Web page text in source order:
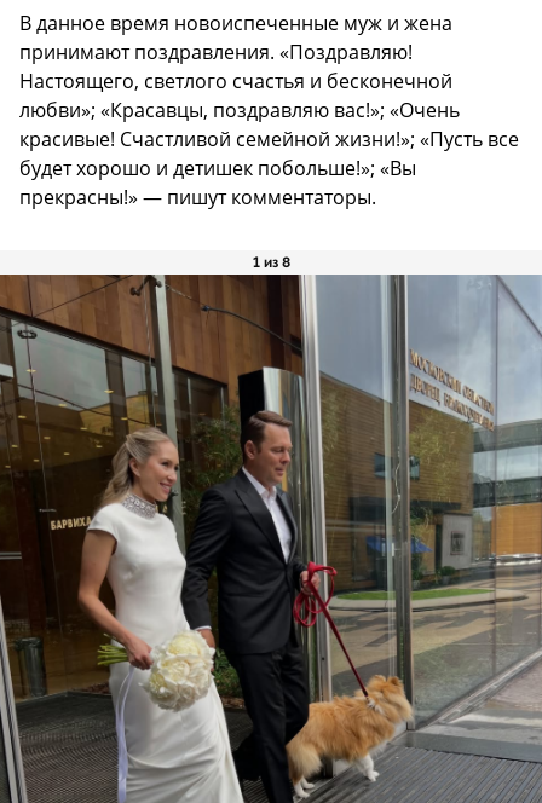
В данное время новоиспеченные муж и жена
принимают поздравления. «Поздравляю!
Настоящего, светлого счастья и бесконечной
любви»; «Красавцы, поздравляю вас!»; «Очень
красивые! Счастливой семейной жизни!»; «Пусть все
будет хорошо и детишек побольше!»; «Вы
прекрасны!» — пишут комментаторы.
1 из 8